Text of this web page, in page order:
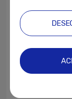
Galaxy AI
Otros
Barneda
,
Alejo Sauras